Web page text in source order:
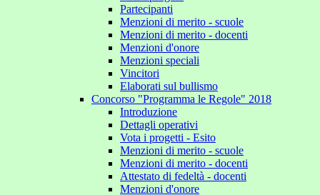
Partecipanti
Menzioni di merito - scuole
Menzioni di merito - docenti
Menzioni d'onore
Menzioni speciali
Vincitori
Elaborati sul bullismo
Concorso "Programma le Regole" 2018
Introduzione
Dettagli operativi
Vota i progetti - Esito
Menzioni di merito - scuole
Menzioni di merito - docenti
Attestato di fedeltà - docenti
Menzioni d'onore